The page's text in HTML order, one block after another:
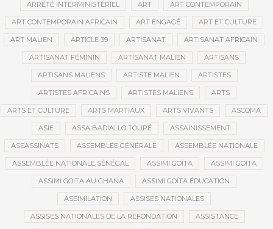
ARRÊTÉ INTERMINISTÉRIEL ART ART CONTEMPORAIN
ART CONTEMPORAIN AFRICAIN ART ENGAGÉ ART ET CULTURE
ART MALIEN ARTICLE 39 ARTISANAT ARTISANAT AFRICAIN
ARTISANAT FÉMININ ARTISANAT MALIEN ARTISANS
ARTISANS MALIENS ARTISTE MALIEN ARTISTES
ARTISTES AFRICAINS ARTISTES MALIENS ARTS
ARTS ET CULTURE ARTS MARTIAUX ARTS VIVANTS ASCOMA
ASIE ASSA BADIALLO TOURÉ ASSAINISSEMENT
ASSASSINATS ASSEMBLÉE GÉNÉRALE ASSEMBLÉE NATIONALE
ASSEMBLÉE NATIONALE SÉNÉGAL ASSIMI GOÏTA ASSIMI GOITA
ASSIMI GOITA AU GHANA ASSIMI GOÏTA ÉDUCATION
ASSIMILATION ASSISES NATIONALES
ASSISES NATIONALES DE LA REFONDATION ASSISTANCE